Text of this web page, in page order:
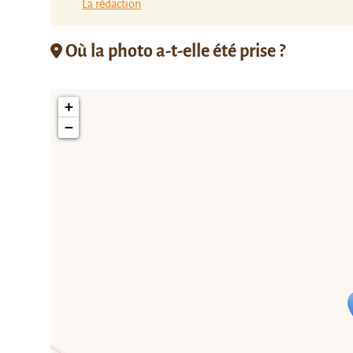
La rédaction
Où la photo a-t-elle été prise ?
Travelers'
If you see this after your page
+
−